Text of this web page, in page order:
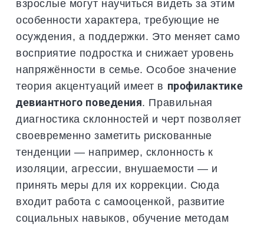
взрослые могут научиться видеть за этим
особенности характера, требующие не
осуждения, а поддержки. Это меняет само
восприятие подростка и снижает уровень
напряжённости в семье. Особое значение
теория акцентуаций имеет в профилактике
девиантного поведения. Правильная
диагностика склонностей и черт позволяет
своевременно заметить рискованные
тенденции — например, склонность к
изоляции, агрессии, внушаемости — и
принять меры для их коррекции. Сюда
входит работа с самооценкой, развитие
социальных навыков, обучение методам